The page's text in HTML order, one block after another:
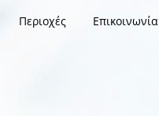
Περιοχές Επικοινωνία